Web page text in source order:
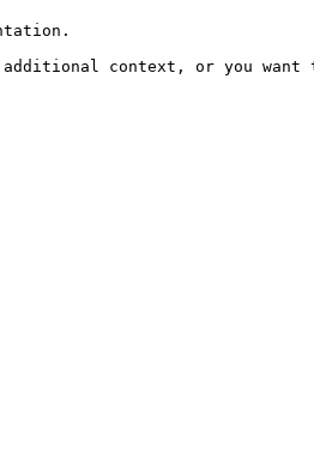
context, or you